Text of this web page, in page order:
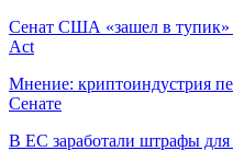
Сенат США «зашел в тупик»
Act
Мнение: криптоиндустрия
Сенате
В ЕС заработали штрафы